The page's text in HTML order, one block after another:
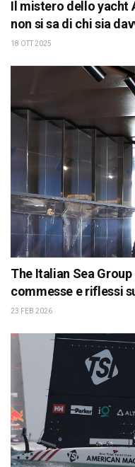
Il mistero dello yacht
non si sa di chi sia
18 OTT 2025
The Italian Sea
commesse e riflessi
23 FEB 2026